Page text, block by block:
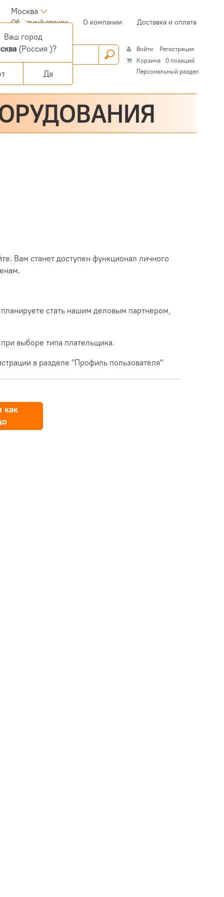
Москва
Обратный звонок(current)О компании Доставка и оплата
Войти
Регистрация
Корзина
0 позиций
Персональный раздел
Вам станет доступен функционал личного
стать нашим деловым партнером,
выборе типа плательщика.
в разделе "Профиль пользователя"
как
Ваш город
(Россия )?
Да